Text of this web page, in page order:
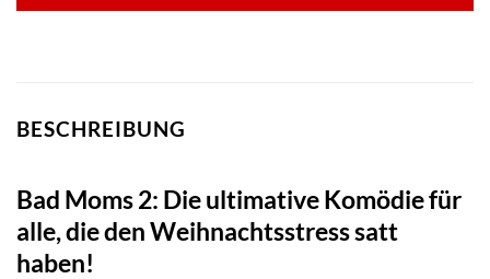
BESCHREIBUNG
Bad Moms 2: Die ultimative Komödie für
alle, die den Weihnachtsstress satt
haben!